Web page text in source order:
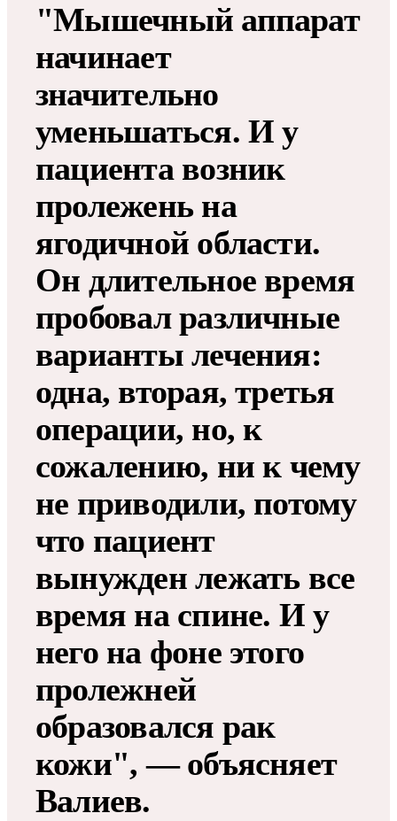
"Мышечный аппарат
начинает
значительно
уменьшаться. И у
пациента возник
пролежень на
ягодичной области.
Он длительное время
пробовал различные
варианты лечения:
одна, вторая, третья
операции, но, к
сожалению, ни к чему
не приводили, потому
что пациент
вынужден лежать все
время на спине. И у
него на фоне этого
пролежней
образовался рак
кожи", — объясняет
Валиев.